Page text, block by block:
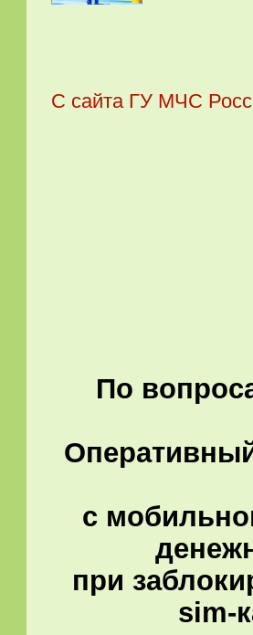
С сайта ГУ МЧС
По
с
при
sim-